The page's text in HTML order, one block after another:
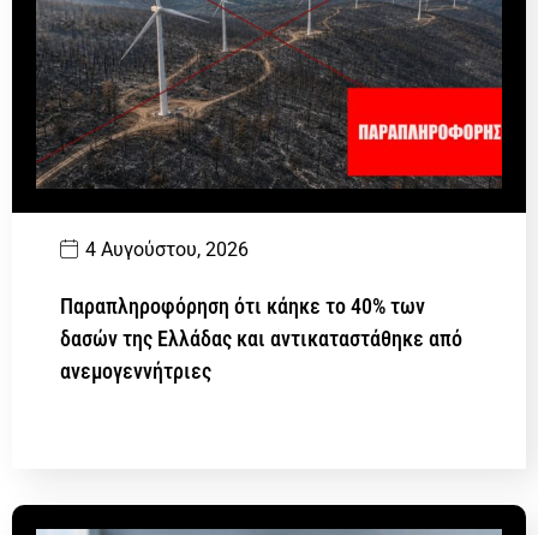
4 Αυγούστου, 2026
Παραπληροφόρηση ότι κάηκε το 40% των
δασών της Ελλάδας και αντικαταστάθηκε από
ανεμογεννήτριες